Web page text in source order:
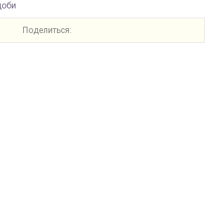
Поделиться: